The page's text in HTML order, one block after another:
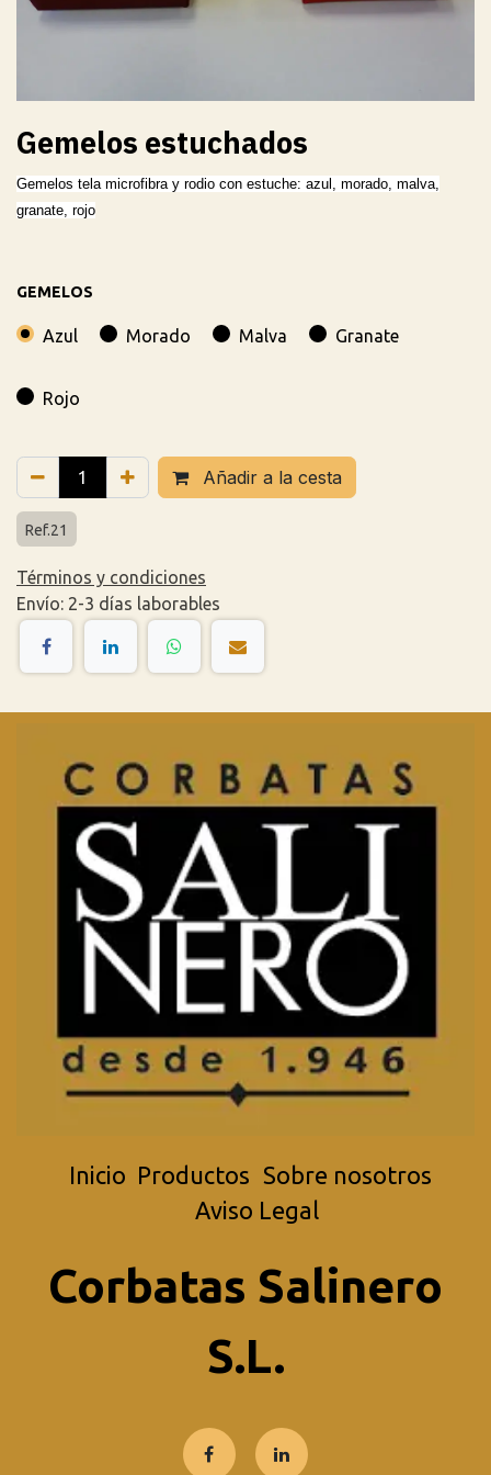
Gemelos estuchados
Gemelos tela microfibra y rodio con estuche: azul, morado, malva,
granate, rojo
GEMELOS
Azul Morado Malva Granate
Rojo
Añadir a la cesta
Ref.21
Términos y condiciones
Envío: 2-3 días laborables
Inicio Productos Sobre nosotros
Aviso Legal
Corbatas Salinero
S.L.